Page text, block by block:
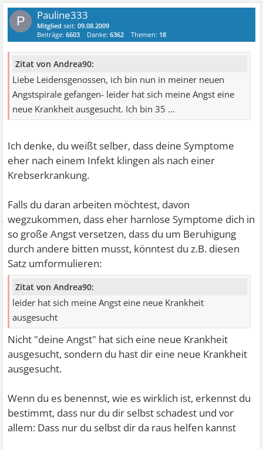
P Pauline333
Mitglied seit:09.08.2009
Beiträge:6603 Danke:6362 Themen: 18
Zitat von Andrea90:
Liebe Leidensgenossen, ich bin nun in meiner neuen
Angstspirale gefangen- leider hat sich meine Angst eine
neue Krankheit ausgesucht. Ich bin 35 ...
Ich denke, du weißt selber, dass deine Symptome
eher nach einem Infekt klingen als nach einer
Krebserkrankung.
Falls du daran arbeiten möchtest, davon
wegzukommen, dass eher harnlose Symptome dich in
so große Angst versetzen, dass du um Beruhigung
durch andere bitten musst, könntest du z.B. diesen
Satz umformulieren:
Zitat von Andrea90:
leider hat sich meine Angst eine neue Krankheit
ausgesucht
Nicht "deine Angst" hat sich eine neue Krankheit
ausgesucht, sondern du hast dir eine neue Krankheit
ausgesucht.
Wenn du es benennst, wie es wirklich ist, erkennst du
bestimmt, dass nur du dir selbst schadest und vor
allem: Dass nur du selbst dir da raus helfen kannst